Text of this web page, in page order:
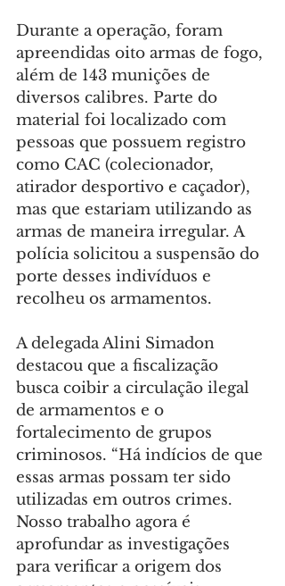
Durante a operação, foram
apreendidas oito armas de fogo,
além de 143 munições de
diversos calibres. Parte do
material foi localizado com
pessoas que possuem registro
como CAC (colecionador,
atirador desportivo e caçador),
mas que estariam utilizando as
armas de maneira irregular. A
polícia solicitou a suspensão do
porte desses indivíduos e
recolheu os armamentos.
A delegada Alini Simadon
destacou que a fiscalização
busca coibir a circulação ilegal
de armamentos e o
fortalecimento de grupos
criminosos. “Há indícios de que
essas armas possam ter sido
utilizadas em outros crimes.
Nosso trabalho agora é
aprofundar as investigações
para verificar a origem dos